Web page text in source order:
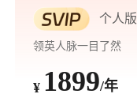
个人版
领英人脉一目了然
¥ 1899/年